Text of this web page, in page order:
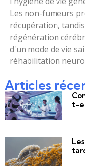
Les non-fumeurs
récupération,
régénération
d'un mode de vie
réhabilitation
Articles
t-